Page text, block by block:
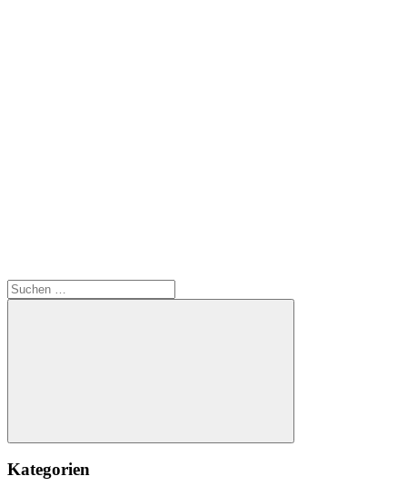
Suchen
nach:
Suchen
Kategorien